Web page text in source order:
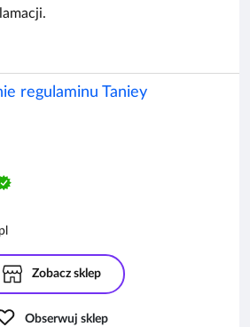
regulaminu Taniey
Zobacz sklep
Obserwuj sklep